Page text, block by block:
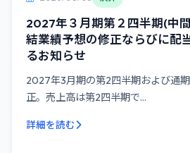
2027年３月期第２四半期(中
結業績予想の修正ならびに配
るお知らせ
2027年3月期の第2四半期および通
正。売上高は第2四半期で...
詳細を読む